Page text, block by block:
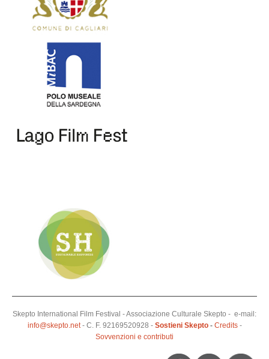
Skepto International Film Festival - Associazione Culturale Skepto - e-mail:
info@skepto.net- C. F. 92169520928 - Sostieni Skepto- Credits-
Sovvenzioni e contributi